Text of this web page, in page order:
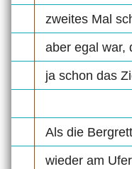
zweites Mal
aber egal war,
ja schon das
Als die
wieder am